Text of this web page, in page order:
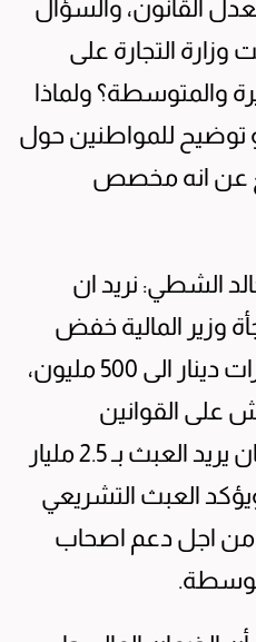
القانون، والسؤال
وزارة التجارة على
والمتوسطة؟ ولماذا
توضيح للمواطنين حول
عن انه مخصص
الشطي: نريد ان
وزير المالية خفض
قيمة القانون من 3 مليارات دينار الى 500 مليون،
على القوانين
الاقتصادية، والشيتان كان يريد العبث بـ 2.5 مليار
العبث التشريعي
من اجل دعم اصحاب